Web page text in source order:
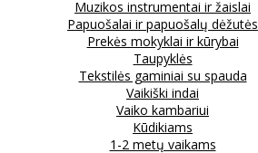
Muzikos instrumentai ir žaislai
Papuošalai ir papuošalų dėžutės
Prekės mokyklai ir kūrybai
Taupyklės
Tekstilės gaminiai su spauda
Vaikiški indai
Vaiko kambariui
Kūdikiams
1-2 metų vaikams